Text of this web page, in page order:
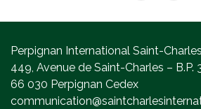
Perpignan International Saint-Charles
449, Avenue de Saint-Charles – B.P.
66 030 Perpignan Cedex